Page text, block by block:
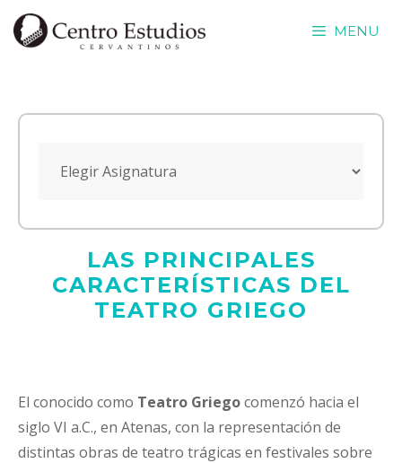
Saltar
MENU
LAS PRINCIPALES
CARACTERÍSTICAS DEL
TEATRO GRIEGO
El conocido como Teatro Griegocomenzó hacia el
siglo VI a.C., en Atenas, con la representación de
distintas obras de teatro trágicas en festivales sobre